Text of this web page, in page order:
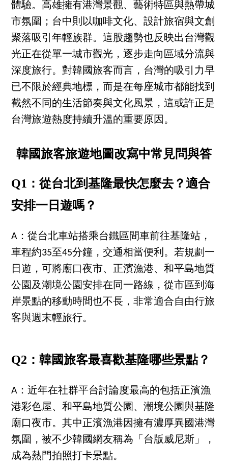
體驗。高雄擁有港灣景觀、藝術特區與熱帶城
市氛圍；台中則以咖啡文化、設計旅宿與文創
聚落吸引年輕族群。這股趨勢也反映出台灣觀
光正在從單一城市觀光，逐步走向區域分流與
深度旅行。對韓國旅客而言，台灣的吸引力早
已不限於經典地標，而是在每座城市都能找到
截然不同的生活節奏與文化風景，這或許正是
台灣旅遊熱度持續升溫的重要原因。
韓國旅客旅遊地圖改寫中常見問與答
Q1：從台北到基隆最快怎麼去？適合
安排一日遊嗎？
A：從台北車站搭乘台鐵區間車前往基隆站，
車程約35至45分鐘，交通相當便利。若規劃一
日遊，可將廟口夜市、正濱漁港、和平島地質
公園及潮境公園安排在同一路線，從市區到海
岸景點的移動時間也不長，非常適合自由行旅
客與週末輕旅行。
Q2：韓國旅客最喜歡基隆哪些景點？
A：近年在社群平台討論度最高的包括正濱漁
港彩色屋、和平島地質公園、潮境公園與基隆
廟口夜市。其中正濱漁港因擁有濃厚異國港灣
氛圍，被不少韓國網友稱為「台版威尼斯」，
成為熱門拍照打卡景點。